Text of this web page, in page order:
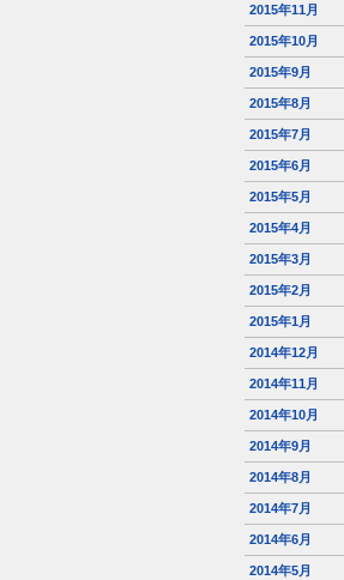
2015年11月
2015年10月
2015年9月
2015年8月
2015年7月
2015年6月
2015年5月
2015年4月
2015年3月
2015年2月
2015年1月
2014年12月
2014年11月
2014年10月
2014年9月
2014年8月
2014年7月
2014年6月
2014年5月